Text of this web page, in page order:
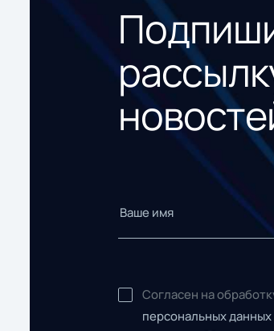
Согласен на
персональных данных